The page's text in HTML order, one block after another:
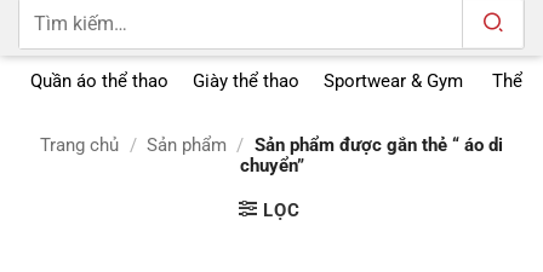
Tìm
Quần áo thể thao Giày thể thao Sportwear & Gym Thể
Trang chủ / Sản phẩm / Sản phẩm được gắn thẻ “ áo di
chuyển”
LỌC